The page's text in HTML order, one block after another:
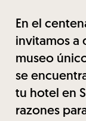
En el
invitamos a
museo
se
tu hotel en
razones